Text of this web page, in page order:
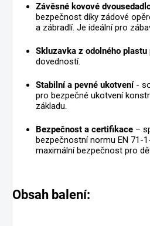
Závěsné kovové
bezpečnost díky zádové
a zábradlí. Je ideální pro
Skluzavka z odolného plastu
dovedností.
Stabilní a pevné ukotvení- s
pro bezpečné ukotvení
základu.
Bezpečnost a certifikace –
bezpečnostní normu EN 71-
maximální bezpečnost pro
Obsah balení: